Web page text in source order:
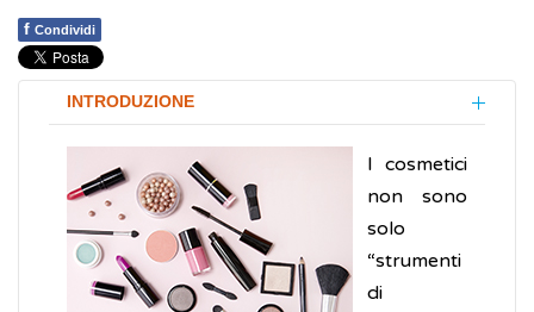
f Condividi
INTRODUZIONE
I cosmetici
non sono
solo
“strumenti
di